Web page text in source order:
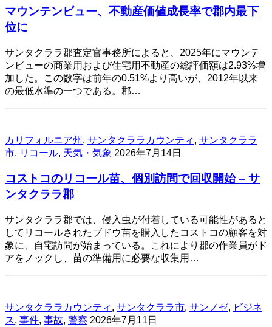
マウンテンビュー、不動産価値成長率で郡内最下
位に
サンタクララ郡査定官事務所によると、2025年にマウンテ
ンビューの商業用および住宅用不動産の総評価額は2.93%増
加した。この数字は前年の0.51%より高いが、2012年以来
の最低水準の一つである。郡…
カリフォルニア州 , サンタクララカウンティ , サンタクララ
市, リコール, 天気・気象 2026年7月14日
コストコのリコール苗、個別訪問で回収開始 – サ
ンタクララ郡
サンタクララ郡では、侵入虫が付着している可能性があると
してリコールされたブドウ苗を購入したコストコの顧客を対
象に、自宅訪問が始まっている。これにより郡の作業員がド
アをノックし、苗の準備用に必要な収集用…
サンタクララカウンティ , サンタクララ市, サンノゼ, ビジネ
ス, 事件, 事故, 警察 2026年7月11日